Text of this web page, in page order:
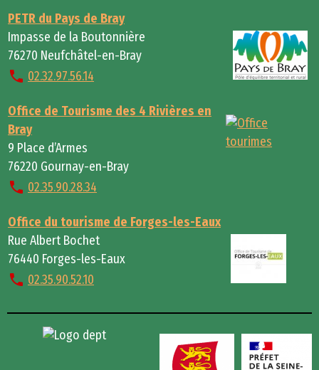
PETR du Pays de Bray
Impasse de la Boutonnière
76270 Neufchâtel-en-Bray
02.32.97.56.14
Office de Tourisme des 4 Rivières en
Bray
9 Place d’Armes
76220 Gournay-en-Bray
02.35.90.28.34
Office du tourisme de Forges-les-Eaux
Rue Albert Bochet
76440 Forges-les-Eaux
02.35.90.52.10